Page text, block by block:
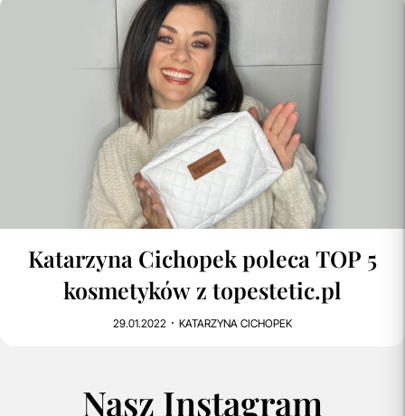
3
Katarzyna Cichopek poleca TOP 5
kosmetyków z topestetic.pl
29.01.2022 KATARZYNA CICHOPEK
Nasz Instagram